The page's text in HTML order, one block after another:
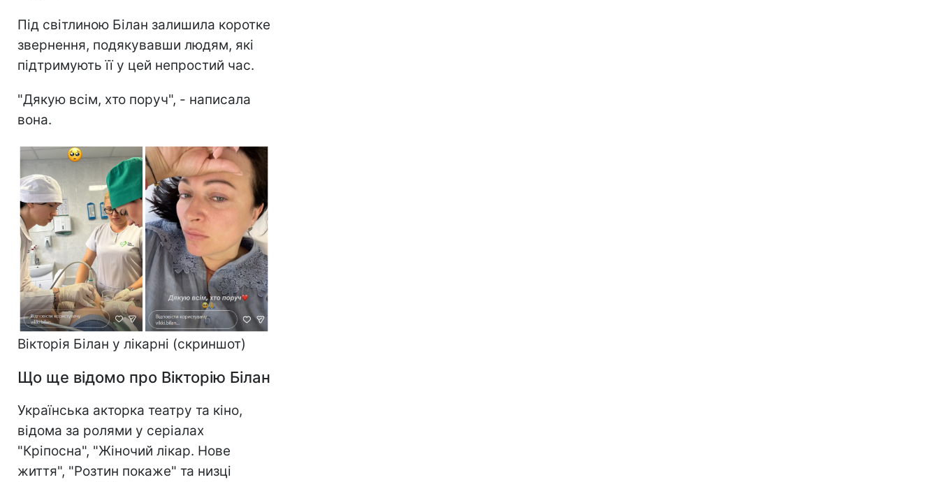
Під світлиною Білан залишила коротке
звернення, подякувавши людям, які
підтримують її у цей непростий час.
"Дякую всім, хто поруч", - написала
вона.
Вікторія Білан у лікарні (скриншот)
Що ще відомо про Вікторію Білан
Українська акторка театру та кіно,
відома за ролями у серіалах
"Кріпосна", "Жіночий лікар. Нове
життя", "Розтин покаже" та низці